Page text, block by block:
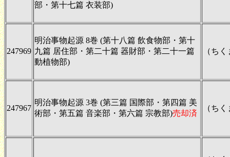
部・第十七篇 衣装部)
247969
明治事物起源 8巻 (第十八篇 飲食物部・第十
九篇 居住部・第二十篇 器財部・第二十一篇
動植物部)
（ち
247967
明治事物起源 3巻 (第三篇 国際部・第四篇 美
術部・第五篇 音楽部・第六篇 宗教部)売却済
（ち